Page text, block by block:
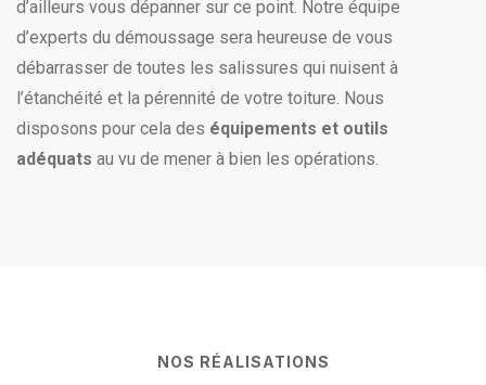
d’ailleurs vous dépanner sur ce point. Notre équipe
d’experts du démoussage sera heureuse de vous
débarrasser de toutes les salissures qui nuisent à
l’étanchéité et la pérennité de votre toiture. Nous
disposons pour cela des équipements et outils
adéquats au vu de mener à bien les opérations.
NOS RÉALISATIONS